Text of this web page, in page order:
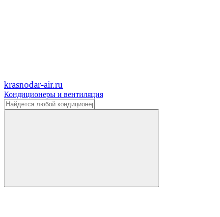
krasnodar-air.ru
Кондиционеры и вентиляция